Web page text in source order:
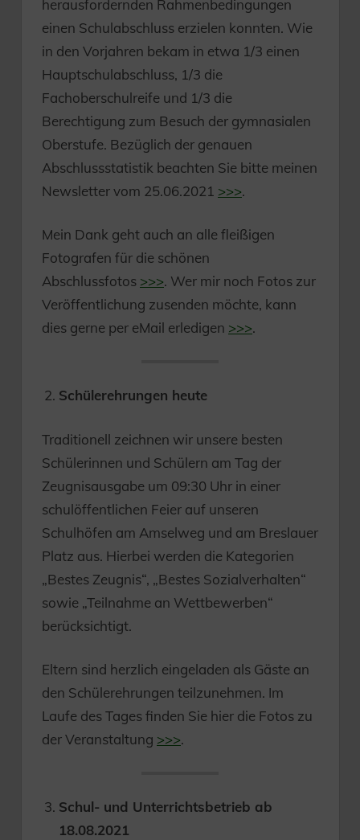
herausfordernden Rahmenbedingungen
einen Schulabschluss erzielen konnten. Wie
in den Vorjahren bekam in etwa 1/3 einen
Hauptschulabschluss, 1/3 die
Fachoberschulreife und 1/3 die
Berechtigung zum Besuch der gymnasialen
Oberstufe. Bezüglich der genauen
Abschlussstatistik beachten Sie bitte meinen
Newsletter vom 25.06.2021 >>>.
Mein Dank geht auch an alle fleißigen
Fotografen für die schönen
Abschlussfotos >>>. Wer mir noch Fotos zur
Veröffentlichung zusenden möchte, kann
dies gerne per eMail erledigen >>>.
Schülerehrungen heute
Traditionell zeichnen wir unsere besten
Schülerinnen und Schülern am Tag der
Zeugnisausgabe um 09:30 Uhr in einer
schulöffentlichen Feier auf unseren
Schulhöfen am Amselweg und am Breslauer
Platz aus. Hierbei werden die Kategorien
„Bestes Zeugnis“, „Bestes Sozialverhalten“
sowie „Teilnahme an Wettbewerben“
berücksichtigt.
Eltern sind herzlich eingeladen als Gäste an
den Schülerehrungen teilzunehmen. Im
Laufe des Tages finden Sie hier die Fotos zu
der Veranstaltung >>>.
Schul- und Unterrichtsbetrieb ab
18.08.2021